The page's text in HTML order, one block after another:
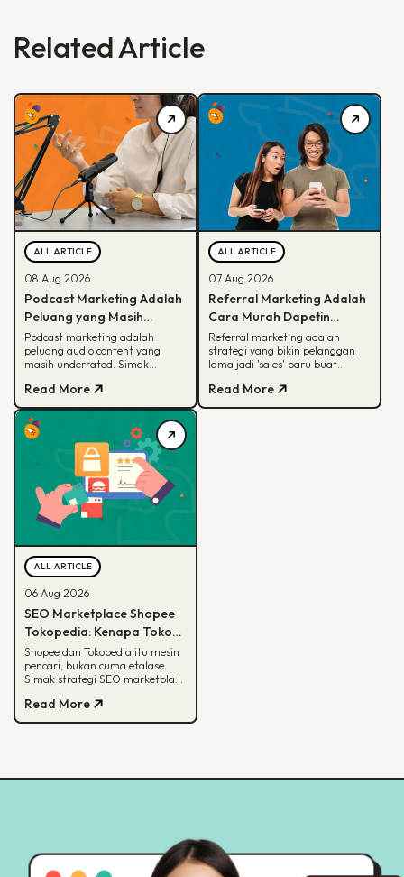
Related Article
ALL ARTICLE
08 Aug 2026
Podcast Marketing Adalah
Peluang yang Masih
Dianggurin Banyak Brand,
Sayang Banget
Podcast marketing adalah
peluang audio content yang
masih underrated. Simak
sosial dan cara brand mulai
memanfaatkannya.
Read More
ALL ARTICLE
07 Aug 2026
Referral Marketing Adalah
Cara Murah Dapetin
Pelanggan Baru, Ini
Alasannya
Referral marketing adalah
strategi yang bikin pelanggan
lama jadi 'sales' baru buat
efektifnya, jenis program,
sampai contoh suksesnya.
Read More
ALL ARTICLE
06 Aug 2026
SEO Marketplace Shopee
Tokopedia: Kenapa Toko
Online-mu Perlu Lebih dari
Sekadar Etalase
Shopee dan Tokopedia itu mesin
pencari, bukan cuma etalase.
Simak strategi SEO marketplace
produkmu lebih mudah
ditemukan.
Read More